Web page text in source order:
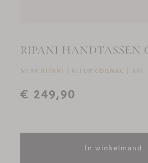
RIPANI HANDTASSEN
MERK RIPANI KLEUR COGNAC ART.
€ 249,90
In winkelmand